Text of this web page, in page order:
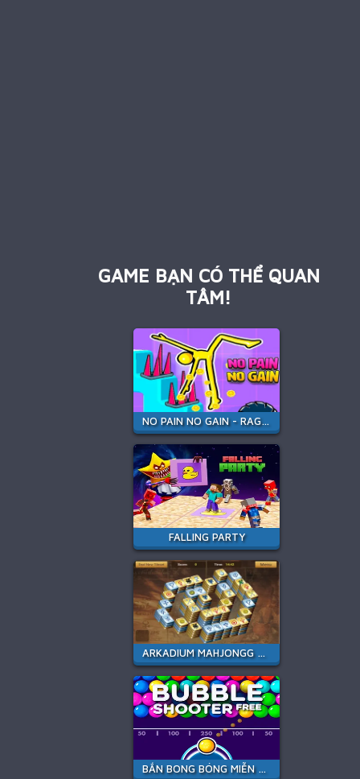
GAME BẠN CÓ THỂ QUAN
TÂM!
NO PAIN NO GAIN - RAGDOLL SANDBOX
FALLING PARTY
ARKADIUM MAHJONGG ALCHEMY
BẮN BONG BÓNG MIỄN PHÍ